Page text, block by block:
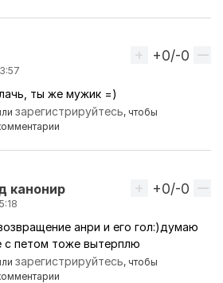
Вверх
+0/-0
ты же мужик =)
зарегистрируйтесь, чтобы
канонир Вверх
+0/-0
анри и его гол:)думаю
с петом тоже вытерплю
зарегистрируйтесь, чтобы